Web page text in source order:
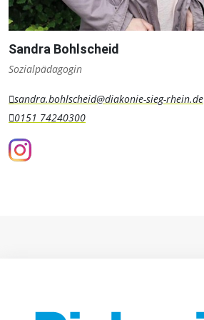
Sandra Bohlscheid
Sozialpädagogin
sandra.bohlscheid@diakonie-sieg-rhein.de
0151 74240300